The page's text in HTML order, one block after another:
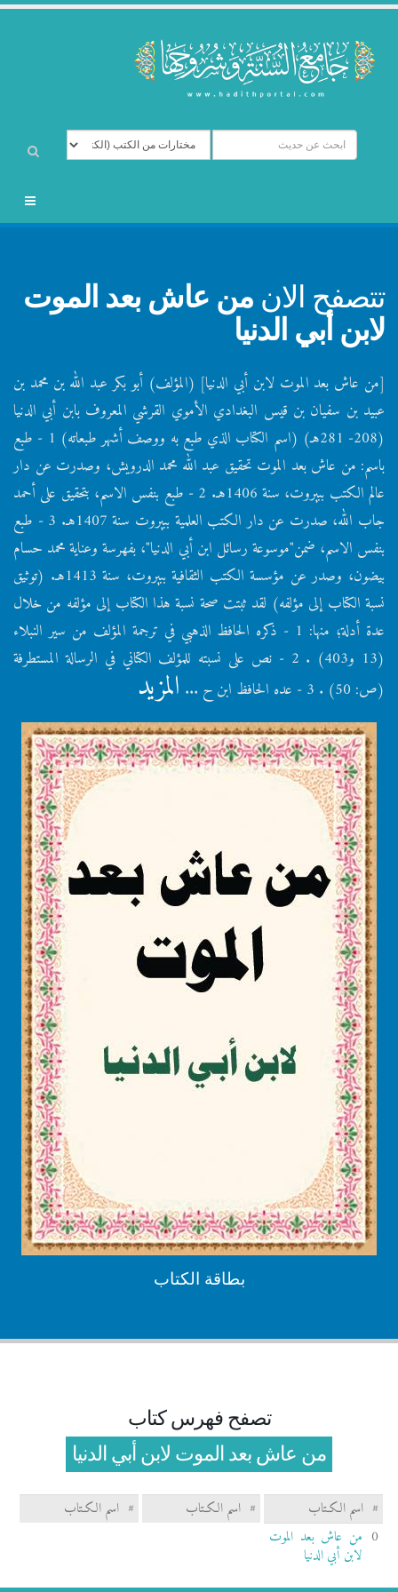
تتصفح الان من عاش بعد الموت
لابن أبي الدنيا
[من عاش بعد الموت لابن أبي الدنيا] (المؤلف) أبو بكر عبد الله بن محمد بن
عبيد بن سفيان بن قيس البغدادي الأموي القرشي المعروف بابن أبي الدنيا
(208- 281هـ) (اسم الكتاب الذي طبع به ووصف أشهر طبعاته) 1 - طبع
باسم: من عاش بعد الموت تحقيق عبد الله محمد الدرويش، وصدرت عن دار
عالم الكتب ببيروت، سنة 1406هـ. 2 - طبع بنفس الاسم، بتحقيق على أحمد
جاب الله، صدرت عن دار الكتب العلمية ببيروت سنة 1407هـ. 3 - طبع
بنفس الاسم، ضمن"موسوعة رسائل ابن أبي الدنيا"، بفهرسة وعناية محمد حسام
بيضون، وصدر عن مؤسسة الكتب الثقافية ببيروت، سنة 1413هـ. (توثيق
نسبة الكتاب إلى مؤلفه) لقد ثبتت صحة نسبة هذا الكتاب إلى مؤلفه من خلال
عدة أدلة؛ منها: 1 - ذكره الحافظ الذهبي في ترجمة المؤلف من سير النبلاء
(13 و403) . 2 - نص على نسبته للمؤلف الكتاني في الرسالة المستطرفة
(ص: 50) . 3 - عده الحافظ ابن ح ...
المزيد
بطاقة الكتاب
تصفح فهرس كتاب
من عاش بعد الموت لابن أبي الدنيا
# اسم الكـتاب # اسم الكـتاب # اسم الكـتاب
0 من عاش بعد الموت
لابن أبي الدنيا